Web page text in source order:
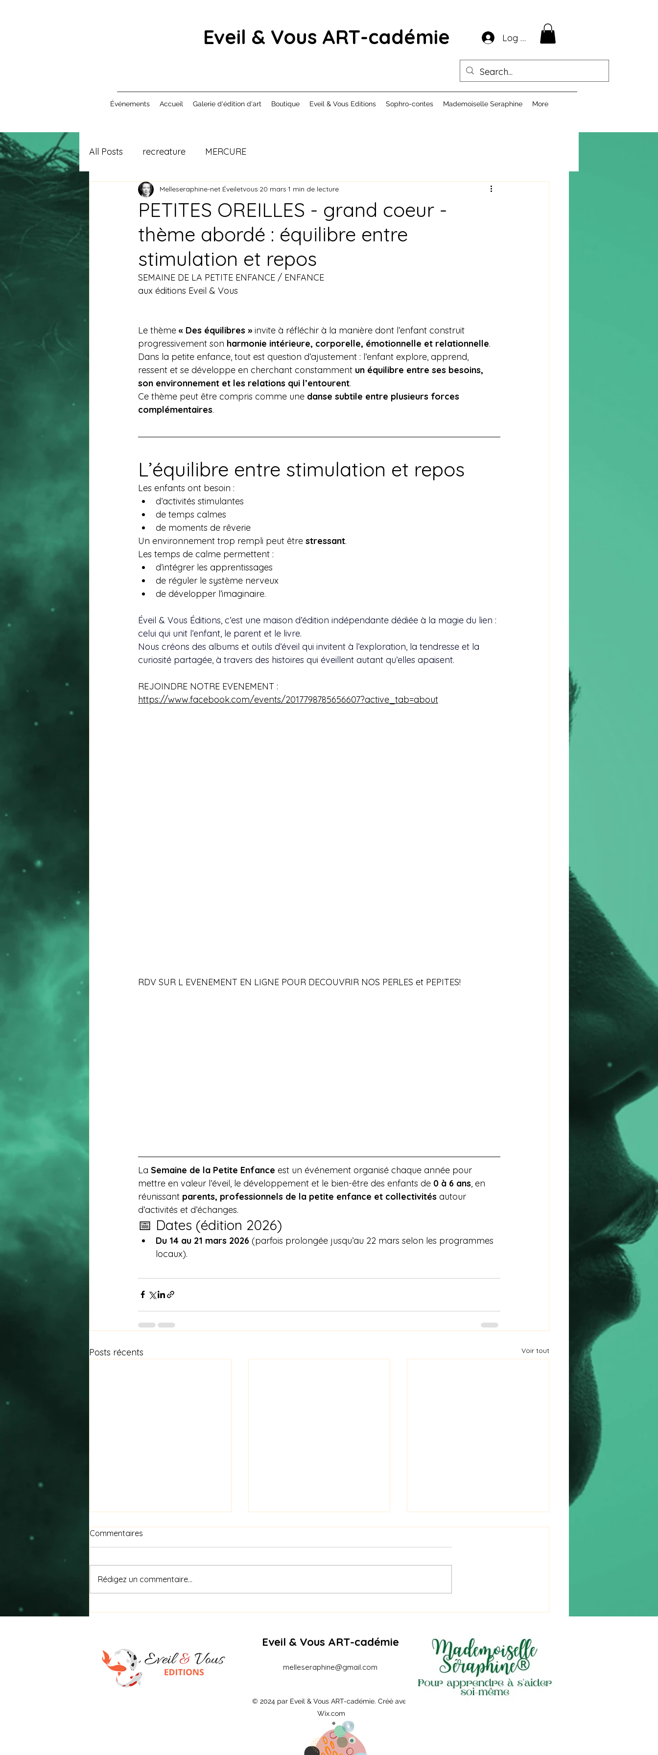
Eveil & Vous ART-cadémie Log In
Événements Accueil Galerie d'édition d'art Boutique Eveil & Vous Editions Sophro-contes Mademoiselle Seraphine More
All Posts recreature MERCURE
PETITES OREILLES - grand coeur -
thème abordé : équilibre entre
stimulation et repos
Melleseraphine-net Éveiletvous 20 mars 1 min de lecture
SEMAINE DE LA PETITE ENFANCE / ENFANCE
aux éditions Eveil & Vous
Le thème « Des équilibres » invite à réfléchir à la manière dont l’enfant construit
progressivement son harmonie intérieure, corporelle, émotionnelle et relationnelle.
Dans la petite enfance, tout est question d’ajustement : l’enfant explore, apprend,
ressent et se développe en cherchant constamment un équilibre entre ses besoins,
son environnement et les relations qui l’entourent.
Ce thème peut être compris comme une danse subtile entre plusieurs forces
complémentaires.
L’équilibre entre stimulation et repos
Les enfants ont besoin :
d’activités stimulantes
de temps calmes
de moments de rêverie
Un environnement trop rempli peut être stressant.
Les temps de calme permettent :
d’intégrer les apprentissages
de réguler le système nerveux
de développer l’imaginaire.
Éveil & Vous Éditions, c’est une maison d’édition indépendante dédiée à la magie du lien :
celui qui unit l’enfant, le parent et le livre.
Nous créons des albums et outils d’éveil qui invitent à l’exploration, la tendresse et la
curiosité partagée, à travers des histoires qui éveillent autant qu’elles apaisent.
REJOINDRE NOTRE EVENEMENT :
https://www.facebook.com/events/2017798785656607?active_tab=about
RDV SUR L EVENEMENT EN LIGNE POUR DECOUVRIR NOS PERLES et PEPITES!
La Semaine de la Petite Enfance est un événement organisé chaque année pour
mettre en valeur l’éveil, le développement et le bien-être des enfants de 0 à 6 ans, en
réunissant parents, professionnels de la petite enfance et collectivités autour
d’activités et d’échanges.
📅 Dates (édition 2026)
Du 14 au 21 mars 2026 (parfois prolongée jusqu’au 22 mars selon les programmes
locaux).
Posts récents Voir tout
Nagare (流れ) « le flux »
Commentaires
Rédigez un commentaire...
Eveil & Vous ART-cadémie
melleseraphine@gmail.com
© 2024 par Eveil & Vous ART-cadémie. Créé avec
Wix.com